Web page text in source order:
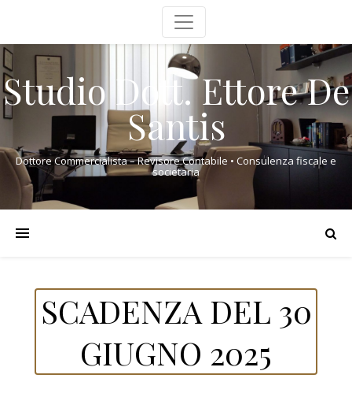
Studio Dott. Ettore De
Santis
Dottore Commercialista – Revisore Contabile • Consulenza fiscale e
societaria
SCADENZA DEL 30
GIUGNO 2025